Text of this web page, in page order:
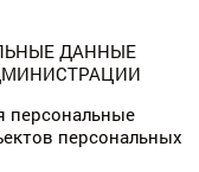
ДАННЫЕ
персональные
персональных